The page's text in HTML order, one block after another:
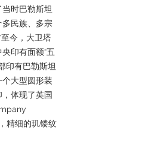
时巴勒斯坦
民族、多宗
今，大卫塔
印有面额“五
印有巴勒斯坦
大型圆形装
体现了英国
精细的玑镂纹